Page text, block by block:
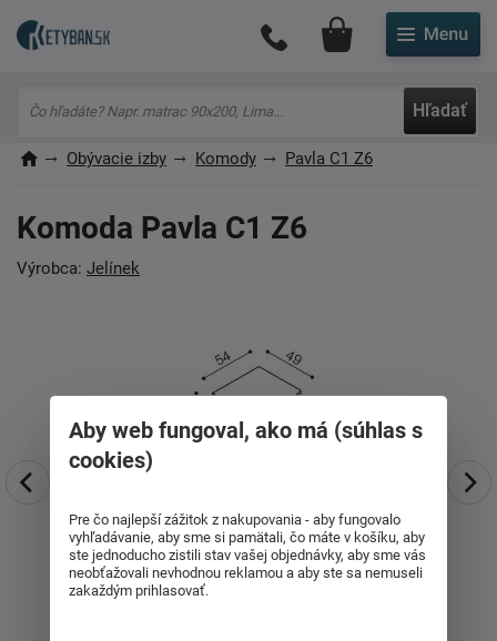
Hľadať
Môj účet
Obývacie izby Komody Pavla C1 Z6
Komoda Pavla C1 Z6
Výrobca: Jelínek
Aby web fungoval, ako má (súhlas s
cookies)
Pre čo najlepší zážitok z nakupovania - aby fungovalo
vyhľadávanie, aby sme si pamätali, čo máte v košíku, aby
ste jednoducho zistili stav vašej objednávky, aby sme vás
neobťažovali nevhodnou reklamou a aby ste sa nemuseli
zakaždým prihlasovať.